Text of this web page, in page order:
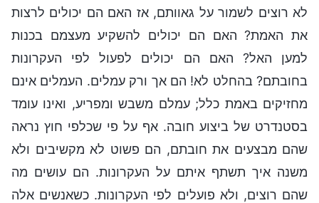
לא רוצים לשמור על גאוותם, אז האם הם יכולים לרצות
את האמת? האם הם יכולים להשקיע מעצמם בכנות
למען האל? האם הם יכולים לפעול לפי העקרונות
בחובתם? בהחלט לא! הם אך ורק עמלים. העמלים אינם
מחזיקים באמת כלל; עמלם משבש ומפריע, ואינו עומד
בסטנדרט של ביצוע חובה. אף על פי שכלפי חוץ נראה
שהם מבצעים את חובתם, הם פשוט לא מקשיבים ולא
משנה איך תשתף איתם על העקרונות. הם עושים מה
שהם רוצים, ולא פועלים לפי העקרונות. כשאנשים אלה